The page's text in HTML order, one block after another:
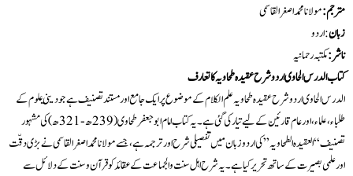
مترجم:مولانا محمد اصغر القاسمی
زبان: اردو
ناشر :مکتبہ رحمانیہ
کتاب الدرس الحاوی اردو شرح عقيدہ طحاويہ کا تعارف
الدرس الحاوی اردو شرح عقيدہ طحاويہ علم الکلام کے موضوع پر ایک جامع اور مستند تصنيف ہے جو ديني علوم کے
طلباء، علماء، اور عام قارئين کے ليے تيار کی گئی ہے۔ يہ کتاب امام ابو جعفر طحاوی (239ھ-321ھ) کی مشہور
تصنيف “العقيدہ الطحاويہ” کی اردو زبان ميں تفصيلی شرح اور ترجمہ ہے، جسے مولانا محمد اصغر القاسمی نے بڑی دقّت
اور علمی بصيرت کے ساتھ تحرير کيا ہے۔ يہ شرح اہل سنت و الجماعت کے عقائد کو قرآن و سنت کے دلائل سے